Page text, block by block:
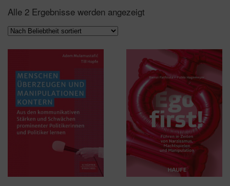
Alle 2 Ergebnisse werden angezeigt